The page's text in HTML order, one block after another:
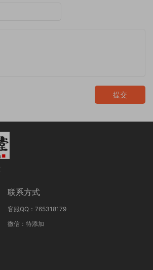
提交
联系方式
客服QQ：765318179
微信：待添加